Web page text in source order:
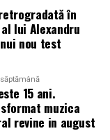
în
al lui Alexandru
nou test
15 ani.
muzica
revine in august